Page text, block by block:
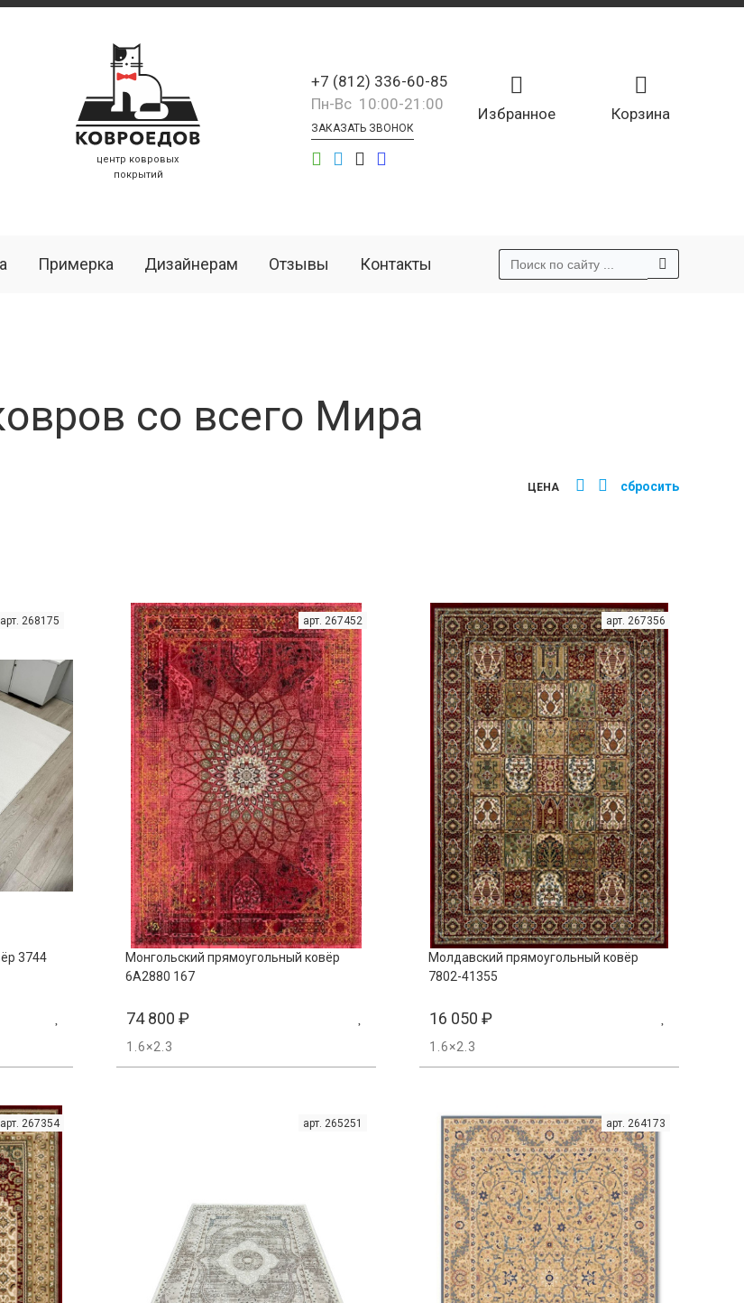
центр ковровых
покрытий
Корзина
Избранное
+7 (812) 336-60-85
Пн-Вс 10:00-21:00
ЗАКАЗАТЬ ЗВОНОК
Примерка Дизайнерам Отзывы Контакты
со всего Мира
ЦЕНА сбросить
арт. 268175
3744
арт. 267452
Монгольский прямоугольный ковёр
6A2880 167
74 800 ₽
1.6×2.3
арт. 267356
Молдавский прямоугольный ковёр
7802-41355
16 050 ₽
1.6×2.3
арт. 267354 арт. 265251 арт. 264173